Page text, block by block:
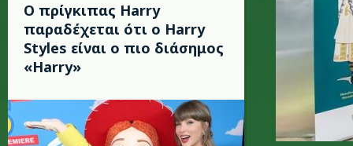
Ο πρίγκιπας Harry
παραδέχεται ότι ο Harry
Styles είναι ο πιο διάσημος
«Harry»